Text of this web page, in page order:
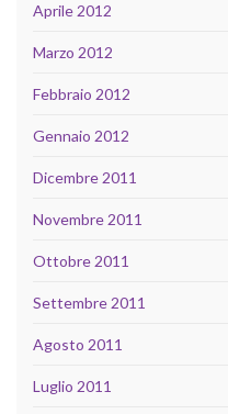
Aprile 2012
Marzo 2012
Febbraio 2012
Gennaio 2012
Dicembre 2011
Novembre 2011
Ottobre 2011
Settembre 2011
Agosto 2011
Luglio 2011